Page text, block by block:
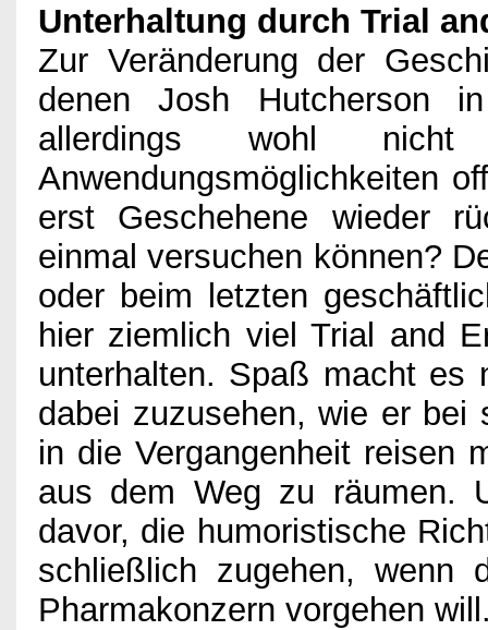
Unterhaltung durch Trial
Zur Veränderung der
denen Josh Hutcherson
allerdings wohl
Anwendungsmöglichkeiten
erst Geschehene wieder
einmal versuchen können?
oder beim letzten
hier ziemlich viel Trial and
unterhalten. Spaß macht es
dabei zuzusehen, wie er bei
in die Vergangenheit reisen
aus dem Weg zu räumen.
davor, die humoristische
schließlich zugehen, wenn
Pharmakonzern vorgehen